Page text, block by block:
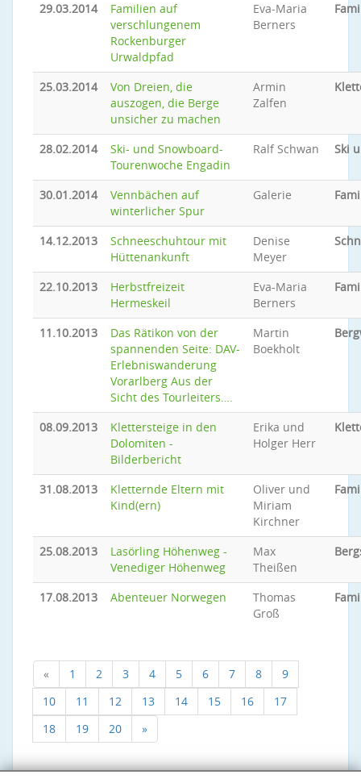
29.03.2014
Familien auf
verschlungenem
Rockenburger
Urwaldpfad
Eva-Maria
Berners
25.03.2014
Von Dreien, die
auszogen, die Berge
unsicher zu machen
Armin
Zalfen
28.02.2014
Ski- und Snowboard-
Tourenwoche Engadin
Ralf Schwan Ski
30.01.2014
Vennbächen auf
winterlicher Spur
Galerie
14.12.2013
Schneeschuhtour mit
Hüttenankunft
Denise
Meyer
22.10.2013
Herbstfreizeit
Hermeskeil
Eva-Maria
Berners
11.10.2013
Das Rätikon von der
spannenden Seite: DAV-
Erlebniswanderung
Vorarlberg Aus der
Sicht des Tourleiters….
Martin
Boekholt
08.09.2013
Klettersteige in den
Dolomiten -
Bilderbericht
Erika und
Holger Herr
31.08.2013
Kletternde Eltern mit
Kind(ern)
Oliver und
Miriam
Kirchner
25.08.2013
Lasörling Höhenweg -
Venediger Höhenweg
Max
Theißen
17.08.2013 Abenteuer Norwegen
Thomas
Groß
« 1 2 3 4 5 6 7 8
9
10
11 12 13 14 15 16
17
18
19 20 »